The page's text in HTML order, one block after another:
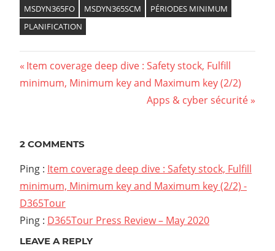
MSDYN365FO MSDYN365SCM
PÉRIODES MINIMUM
PLANIFICATION
Navigation
Previous
Post:
Item coverage deep dive : Safety stock, Fulfill
minimum, Minimum key and Maximum key (2/2)
Next
Apps & cyber sécurité
2 COMMENTS
Ping : Item coverage deep dive : Safety stock, Fulfill
minimum, Minimum key and Maximum key (2/2) -
D365Tour
Ping : D365Tour Press Review – May 2020
LEAVE A REPLY